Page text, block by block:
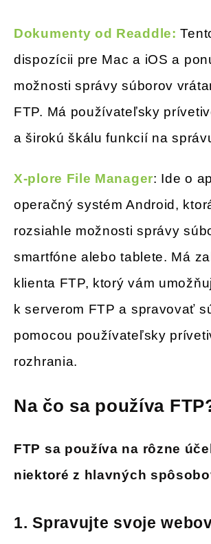
Dokumenty od Readdle:
dispozícii pre Mac a iOS a
možnosti správy súborov
FTP. Má používateľsky
a širokú škálu funkcií na
X-plore File Manager: Ide o
operačný systém Android,
rozsiahle možnosti správy
smartfóne alebo tablete. Má
klienta FTP, ktorý vám
k serverom FTP a spravovať
pomocou používateľsky
rozhrania.
Na čo sa používa
FTP sa používa na rôzne
niektoré z hlavných
1. Spravujte svoje